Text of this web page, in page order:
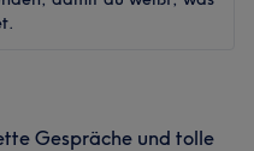
Gespräche und tolle